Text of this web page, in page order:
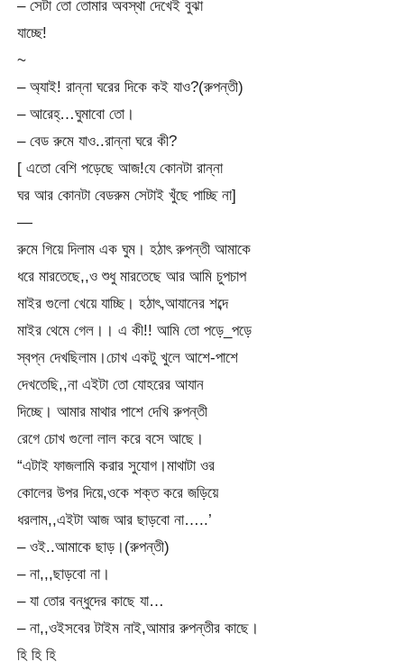
– সেটা তো তোমার অবস্থা দেখেই বুঝা
যাচ্ছে!
~
– অ্যাই! রান্না ঘরের দিকে কই যাও?(রুপন্তী)
– আরেহ্…ঘুমাবো তো।
– বেড রুমে যাও..রান্না ঘরে কী?
[ এতো বেশি পড়েছে আজ!যে কোনটা রান্না
ঘর আর কোনটা বেডরুম সেটাই খুঁছে পাচ্ছি না]
—
রুমে গিয়ে দিলাম এক ঘুম। হঠাৎ রুপন্তী আমাকে
ধরে মারতেছে,,ও শুধু মারতেছে আর আমি চুপচাপ
মাইর গুলো খেয়ে যাচ্ছি। হঠাৎ,আযানের শব্দে
মাইর থেমে গেল।। এ কী!! আমি তো পড়ে_পড়ে
স্বপ্ন দেখছিলাম।চোখ একটু খুলে আশে-পাশে
দেখতেছি,,না এইটা তো যোহরের আযান
দিচ্ছে। আমার মাথার পাশে দেখি রুপন্তী
রেগে চোখ গুলো লাল করে বসে আছে।
“এটাই ফাজলামি করার সুযোগ।মাথাটা ওর
কোলের উপর দিয়ে,ওকে শক্ত করে জড়িয়ে
ধরলাম,,এইটা আজ আর ছাড়বো না…..’
– ওই..আমাকে ছাড়।(রুপন্তী)
– না,,,ছাড়বো না।
– যা তোর বন্ধুদের কাছে যা…
– না,,ওইসবের টাইম নাই,আমার রুপন্তীর কাছে।
হি হি হি